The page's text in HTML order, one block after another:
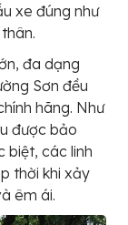
xe đúng như
đa dạng
Sơn đều
hãng. Như
được bảo
biệt, các linh
thời khi xảy
êm ái.